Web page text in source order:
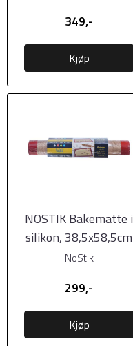
349,-
Kjøp
NOSTIK Bakematte i
silikon, 38,5x58,5cm
NoStik
299,-
Kjøp